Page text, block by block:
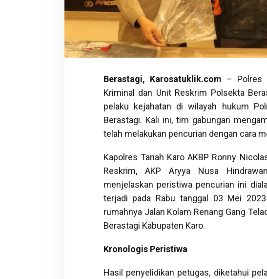
Berastagi, Karosatuklik.com – Polres
Kriminal dan Unit Reskrim Polsekta
pelaku kejahatan di wilayah hukum
Berastagi. Kali ini, tim gabungan
telah melakukan pencurian dengan cara
Kapolres Tanah Karo AKBP Ronny
Reskrim, AKP Aryya Nusa
menjelaskan peristiwa pencurian ini
terjadi pada Rabu tanggal 03 Mei
rumahnya Jalan Kolam Renang Gang
Berastagi Kabupaten Karo.
Kronologis Peristiwa
Hasil penyelidikan petugas, diketahui